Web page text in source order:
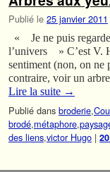
Publié le 25 janvier 2011
« Je ne puis
l’univers » C’est V.
sentiment (non, on ne
contraire, voir un
Lire la suite →
Publié dans broderie,
brodé,métaphore,
des liens,victor Hugo | 20